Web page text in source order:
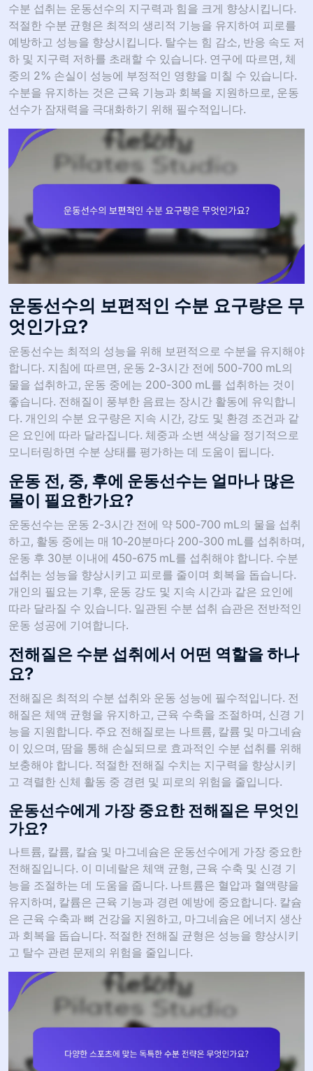
수분 섭취는 운동선수의 지구력과 힘을 크게 향상시킵니다.
적절한 수분 균형은 최적의 생리적 기능을 유지하여 피로를
예방하고 성능을 향상시킵니다. 탈수는 힘 감소, 반응 속도 저
하 및 지구력 저하를 초래할 수 있습니다. 연구에 따르면, 체
중의 2% 손실이 성능에 부정적인 영향을 미칠 수 있습니다.
수분을 유지하는 것은 근육 기능과 회복을 지원하므로, 운동
선수가 잠재력을 극대화하기 위해 필수적입니다.
운동선수의 보편적인 수분 요구량은 무
엇인가요?
운동선수는 최적의 성능을 위해 보편적으로 수분을 유지해야
합니다. 지침에 따르면, 운동 2-3시간 전에 500-700 mL의
물을 섭취하고, 운동 중에는 200-300 mL를 섭취하는 것이
좋습니다. 전해질이 풍부한 음료는 장시간 활동에 유익합니
다. 개인의 수분 요구량은 지속 시간, 강도 및 환경 조건과 같
은 요인에 따라 달라집니다. 체중과 소변 색상을 정기적으로
모니터링하면 수분 상태를 평가하는 데 도움이 됩니다.
운동 전, 중, 후에 운동선수는 얼마나 많은
물이 필요한가요?
운동선수는 운동 2-3시간 전에 약 500-700 mL의 물을 섭취
하고, 활동 중에는 매 10-20분마다 200-300 mL를 섭취하며,
운동 후 30분 이내에 450-675 mL를 섭취해야 합니다. 수분
섭취는 성능을 향상시키고 피로를 줄이며 회복을 돕습니다.
개인의 필요는 기후, 운동 강도 및 지속 시간과 같은 요인에
따라 달라질 수 있습니다. 일관된 수분 섭취 습관은 전반적인
운동 성공에 기여합니다.
전해질은 수분 섭취에서 어떤 역할을 하나
요?
전해질은 최적의 수분 섭취와 운동 성능에 필수적입니다. 전
해질은 체액 균형을 유지하고, 근육 수축을 조절하며, 신경 기
능을 지원합니다. 주요 전해질로는 나트륨, 칼륨 및 마그네슘
이 있으며, 땀을 통해 손실되므로 효과적인 수분 섭취를 위해
보충해야 합니다. 적절한 전해질 수치는 지구력을 향상시키
고 격렬한 신체 활동 중 경련 및 피로의 위험을 줄입니다.
운동선수에게 가장 중요한 전해질은 무엇인
가요?
나트륨, 칼륨, 칼슘 및 마그네슘은 운동선수에게 가장 중요한
전해질입니다. 이 미네랄은 체액 균형, 근육 수축 및 신경 기
능을 조절하는 데 도움을 줍니다. 나트륨은 혈압과 혈액량을
유지하며, 칼륨은 근육 기능과 경련 예방에 중요합니다. 칼슘
은 근육 수축과 뼈 건강을 지원하고, 마그네슘은 에너지 생산
과 회복을 돕습니다. 적절한 전해질 균형은 성능을 향상시키
고 탈수 관련 문제의 위험을 줄입니다.